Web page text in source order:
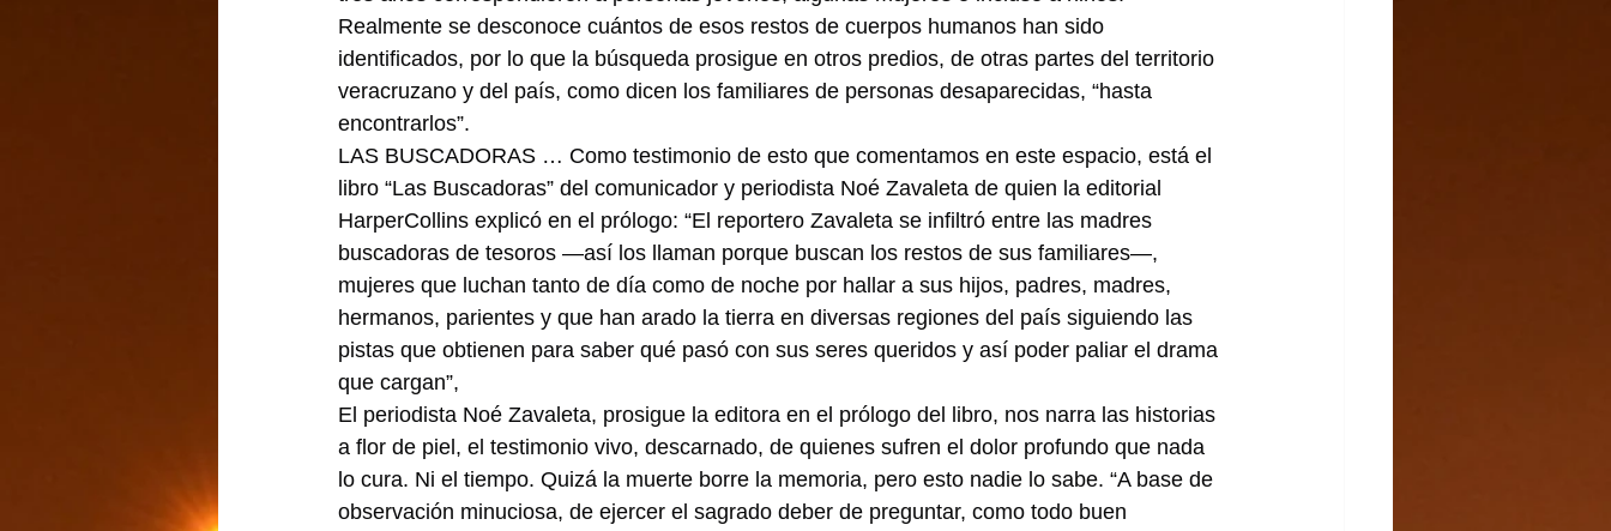
Realmente se desconoce cuántos de esos restos de cuerpos humanos han sido
identificados, por lo que la búsqueda prosigue en otros predios, de otras partes del territorio
veracruzano y del país, como dicen los familiares de personas desaparecidas, “hasta
encontrarlos”.
LAS BUSCADORAS … Como testimonio de esto que comentamos en este espacio, está el
libro “Las Buscadoras” del comunicador y periodista Noé Zavaleta de quien la editorial
HarperCollins explicó en el prólogo: “El reportero Zavaleta se infiltró entre las madres
buscadoras de tesoros —así los llaman porque buscan los restos de sus familiares—,
mujeres que luchan tanto de día como de noche por hallar a sus hijos, padres, madres,
hermanos, parientes y que han arado la tierra en diversas regiones del país siguiendo las
pistas que obtienen para saber qué pasó con sus seres queridos y así poder paliar el drama
que cargan”,
El periodista Noé Zavaleta, prosigue la editora en el prólogo del libro, nos narra las historias
a flor de piel, el testimonio vivo, descarnado, de quienes sufren el dolor profundo que nada
lo cura. Ni el tiempo. Quizá la muerte borre la memoria, pero esto nadie lo sabe. “A base de
observación minuciosa, de ejercer el sagrado deber de preguntar, como todo buen